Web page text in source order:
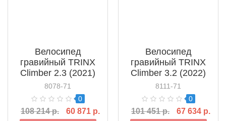
Велосипед
гравийный TRINX
Climber 2.3 (2021)
8078-71
0
108 214 р. 60 871 р.
Велосипед
гравийный TRINX
Climber 3.2 (2022)
8111-71
0
101 451 р. 67 634 р.